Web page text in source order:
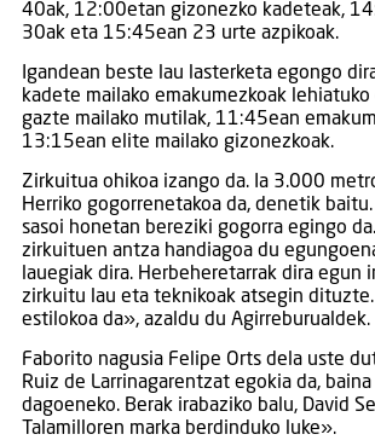
40ak, 12:00etan gizonezko kadeteak,
30ak eta 15:45ean 23 urte azpikoak.
Igandean beste lau lasterketa egongo
kadete mailako emakumezkoak
gazte mailako mutilak, 11:45ean
13:15ean elite mailako gizonezkoak.
Zirkuitua ohikoa izango da. Ia 3.000
Herriko gogorrenetakoa da, denetik baitu.
sasoi honetan bereziki gogorra egingo
zirkuituen antza handiagoa du
lauegiak dira. Herbeheretarrak dira egun
zirkuitu lau eta teknikoak atsegin dituzte.
estilokoa da», azaldu du Agirreburualdek.
Faborito nagusia Felipe Orts dela uste
Ruiz de Larrinagarentzat egokia da,
dagoeneko. Berak irabaziko balu, David
Talamilloren marka berdinduko luke».